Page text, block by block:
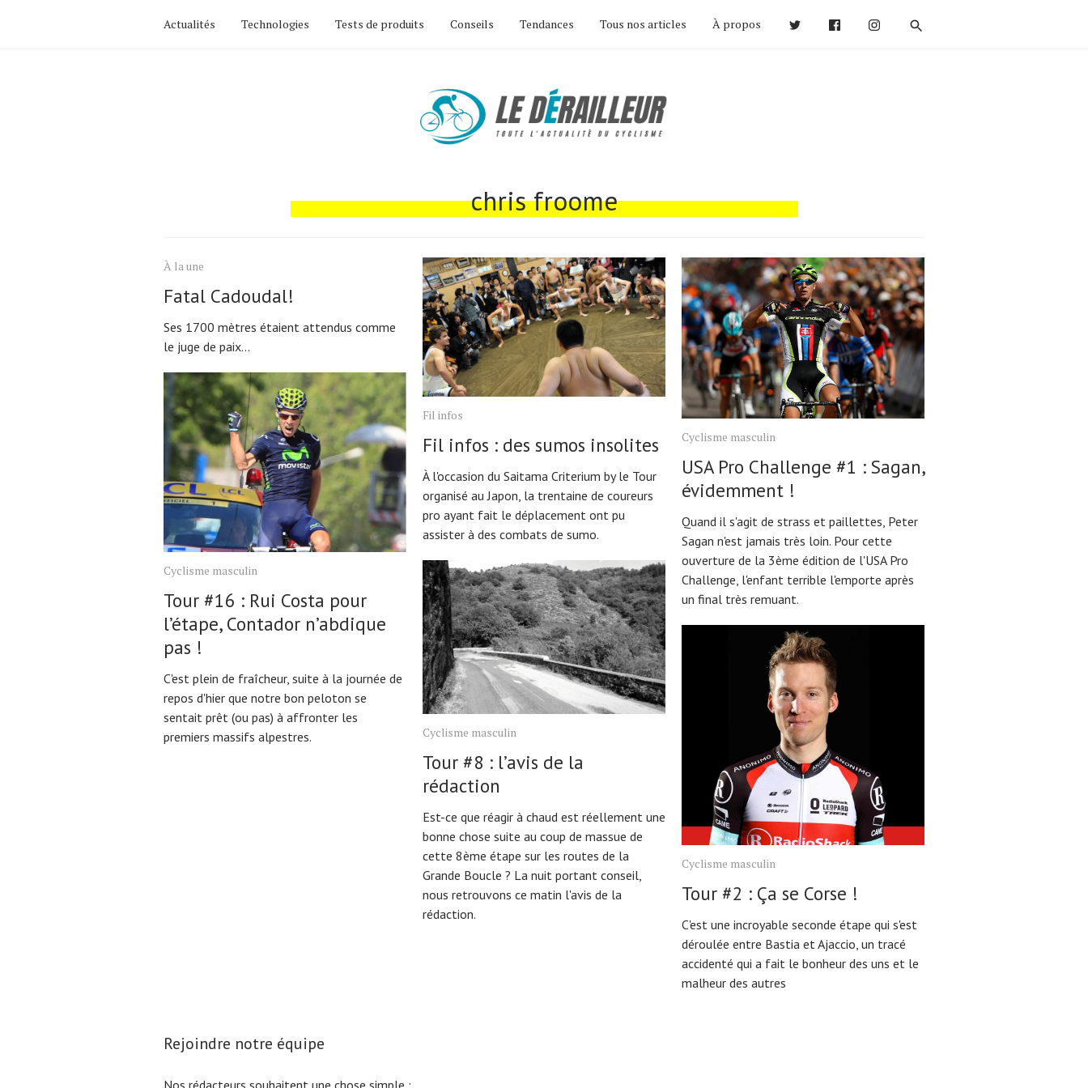
Actualités Technologies Tests de produits Conseils Tendances Tous nos articles À propos
chris froome
À la une
Fatal Cadoudal!
Ses 1700 mètres étaient attendus comme
le juge de paix...
Cyclisme masculin
Tour #16 : Rui Costa pour
l’étape, Contador n’abdique
pas !
C'est plein de fraîcheur, suite à la journée de
repos d'hier que notre bon peloton se
sentait prêt (ou pas) à affronter les
premiers massifs alpestres.
Fil infos
Fil infos : des sumos insolites
À l'occasion du Saitama Criterium by le Tour
organisé au Japon, la trentaine de coureurs
pro ayant fait le déplacement ont pu
assister à des combats de sumo.
Cyclisme masculin
Tour #8 : l’avis de la
rédaction
Est-ce que réagir à chaud est réellement une
bonne chose suite au coup de massue de
cette 8ème étape sur les routes de la
Grande Boucle ? La nuit portant conseil,
nous retrouvons ce matin l'avis de la
rédaction.
Cyclisme masculin
USA Pro Challenge #1 : Sagan,
évidemment !
Quand il s'agit de strass et paillettes, Peter
Sagan n'est jamais très loin. Pour cette
ouverture de la 3ème édition de l'USA Pro
Challenge, l'enfant terrible l'emporte après
un final très remuant.
Cyclisme masculin
Tour #2 : Ça se Corse !
C'est une incroyable seconde étape qui s'est
déroulée entre Bastia et Ajaccio, un tracé
accidenté qui a fait le bonheur des uns et le
malheur des autres
Rejoindre notre équipe
Nos rédacteurs souhaitent une chose simple :